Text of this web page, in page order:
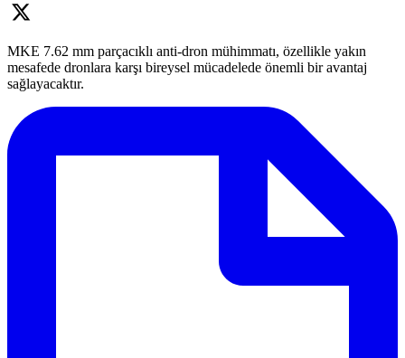
MKE 7.62 mm parçacıklı anti-dron mühimmatı, özellikle yakın
mesafede dronlara karşı bireysel mücadelede önemli bir avantaj
sağlayacaktır.